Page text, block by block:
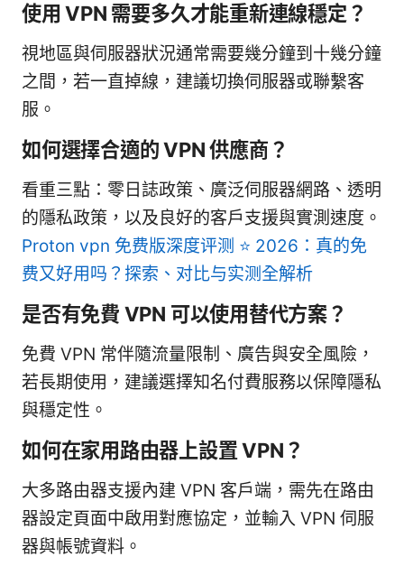
使用 VPN 需要多久才能重新連線穩定？
視地區與伺服器狀況通常需要幾分鐘到十幾分鐘
之間，若一直掉線，建議切換伺服器或聯繫客
服。
如何選擇合適的 VPN 供應商？
看重三點：零日誌政策、廣泛伺服器網路、透明
的隱私政策，以及良好的客戶支援與實測速度。
Proton vpn 免费版深度评测 ⭐ 2026：真的免
费又好用吗？探索、对比与实测全解析
是否有免費 VPN 可以使用替代方案？
免費 VPN 常伴隨流量限制、廣告與安全風險，
若長期使用，建議選擇知名付費服務以保障隱私
與穩定性。
如何在家用路由器上設置 VPN？
大多路由器支援內建 VPN 客戶端，需先在路由
器設定頁面中啟用對應協定，並輸入 VPN 伺服
器與帳號資料。